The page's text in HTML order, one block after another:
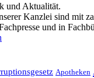
und Aktualität.
Kanzlei sind mit
und in
Apotheken